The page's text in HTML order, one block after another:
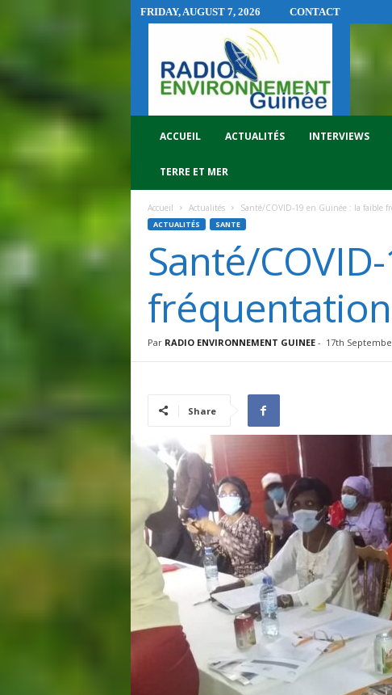
FRIDAY, AUGUST 7, 2026
CONTACT
E
ACCUEIL ACTUALITÉS INTERVIEWS
TERRE ET MER
Accueil Actualités Santé/COVID-19 en Guinée : la faible
ACTUALITÉS SANTE
Santé/
Par RADIO ENVIRONNEMENT GUINEE- 17th
Share